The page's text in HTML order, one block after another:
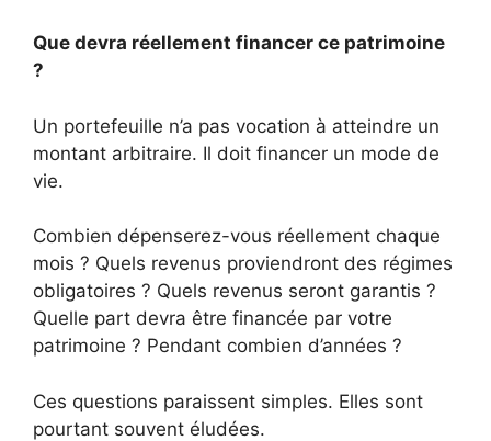
Que devra réellement financer ce patrimoine
?
Un portefeuille n’a pas vocation à atteindre un
montant arbitraire. Il doit financer un mode de
vie.
Combien dépenserez-vous réellement chaque
mois ? Quels revenus proviendront des régimes
obligatoires ? Quels revenus seront garantis ?
Quelle part devra être financée par votre
patrimoine ? Pendant combien d’années ?
Ces questions paraissent simples. Elles sont
pourtant souvent éludées.